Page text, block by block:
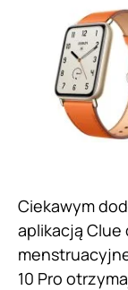
Ciekawym
aplikacją
10 Pro